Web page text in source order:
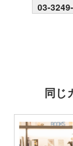
03-
同じ